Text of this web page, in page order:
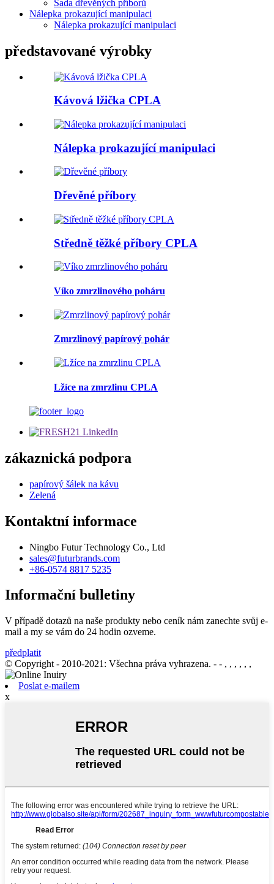
Sada dřevěných příborů
Nálepka prokazující manipulaci
Nálepka prokazující manipulaci
představované výrobky
Kávová lžička CPLA
Nálepka prokazující manipulaci
Dřevěné příbory
Středně těžké příbory CPLA
Víko zmrzlinového poháru
Zmrzlinový papírový pohár
Lžíce na zmrzlinu CPLA
zákaznická podpora
papírový šálek na kávu
Zelená
Kontaktní informace
Ningbo Futur Technology Co., Ltd
sales@futurbrands.com
+86-0574 8817 5235
Informační bulletiny
V případě dotazů na naše produkty nebo ceník nám zanechte svůj e-
mail a my se vám do 24 hodin ozveme.
předplatit
© Copyright - 2010-2021: Všechna práva vyhrazena. - - , , , , , ,
Poslat e-mailem
x